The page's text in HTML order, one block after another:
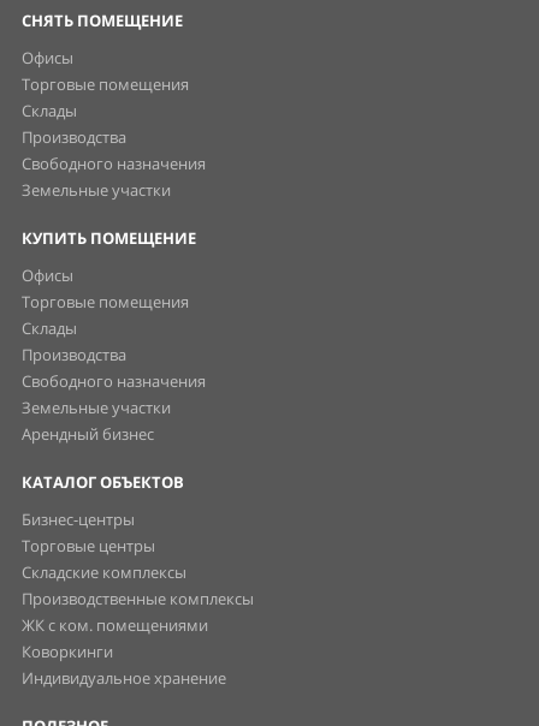
СНЯТЬ ПОМЕЩЕНИЕ
Офисы
Торговые помещения
Склады
Производства
Свободного назначения
Земельные участки
КУПИТЬ ПОМЕЩЕНИЕ
Офисы
Торговые помещения
Склады
Производства
Свободного назначения
Земельные участки
Арендный бизнес
КАТАЛОГ ОБЪЕКТОВ
Бизнес-центры
Торговые центры
Складские комплексы
Производственные комплексы
ЖК с ком. помещениями
Коворкинги
Индивидуальное хранение